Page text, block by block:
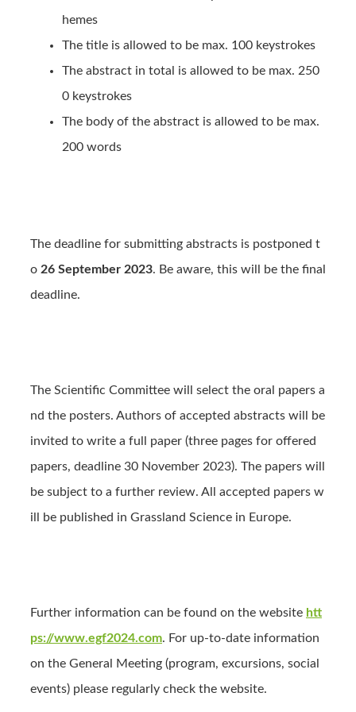
hemes
The title is allowed to be max. 100 keystrokes
The abstract in total is allowed to be max. 250
0 keystrokes
The body of the abstract is allowed to be max.
200 words
The deadline for submitting abstracts is postponed t
o 26 September 2023. Be aware, this will be the final
deadline.
The Scientific Committee will select the oral papers a
nd the posters. Authors of accepted abstracts will be
invited to write a full paper (three pages for offered
papers, deadline 30 November 2023). The papers will
be subject to a further review. All accepted papers w
ill be published in Grassland Science in Europe.
Further information can be found on the website htt
ps://www.egf2024.com. For up-to-date information
on the General Meeting (program, excursions, social
events) please regularly check the website.